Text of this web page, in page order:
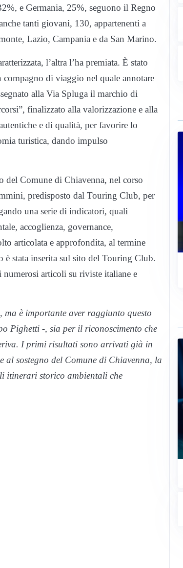
e Germania, 25%, seguono il Regno
tanti giovani, 130, appartenenti a
Lazio, Campania e da San Marino.
l’altra l’ha premiata. È stato
di viaggio nel quale annotare
alla Via Spluga il marchio di
finalizzato alla valorizzazione e alla
e di qualità, per favorire lo
turistica, dando impulso
del Comune di Chiavenna, nel corso
predisposto dal Touring Club, per
una serie di indicatori, quali
accoglienza, governance,
articolata e approfondita, al termine
è stata inserita sul sito del Touring Club.
articoli su riviste italiane e
ma è importante aver raggiunto questo
Pighetti -, sia per il riconoscimento che
I primi risultati sono arrivati già in
al sostegno del Comune di Chiavenna, la
itinerari storico ambientali che